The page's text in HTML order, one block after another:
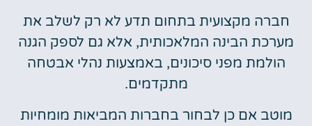
חברה מקצועית בתחום תדע לא רק לשלב את
מערכת הבינה המלאכותית, אלא גם לספק הגנה
הולמת מפני סיכונים, באמצעות נהלי אבטחה
מתקדמים.
מוטב אם כן לבחור בחברות המביאות מומחיות